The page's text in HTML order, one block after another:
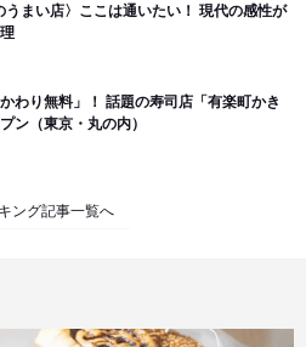
うまい店〉ここは通いたい！ 現代の感性が
わり無料」！ 話題の寿司店「有楽町かき
ン（東京・丸の内）
ング記事一覧へ